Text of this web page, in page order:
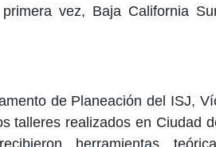
primera vez, Baja California
de Planeación del ISJ,
talleres realizados en Ciudad
herramientas